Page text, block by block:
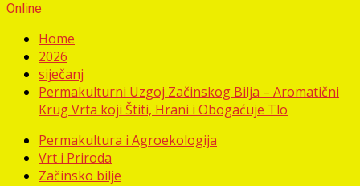
Online
Home
2026
siječanj
Permakulturni Uzgoj Začinskog Bilja – Aromatični
Krug Vrta koji Štiti, Hrani i Obogaćuje Tlo
Permakultura i Agroekologija
Vrt i Priroda
Začinsko bilje